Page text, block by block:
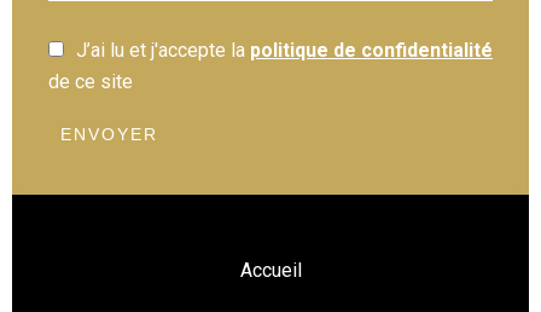
J’ai lu et j'accepte la politique de confidentialité
de ce site
ENVOYER
Accueil